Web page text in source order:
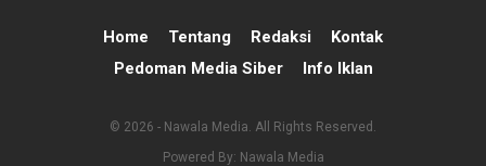
Home Tentang Redaksi
Kontak
Pedoman Media Siber
Info Iklan
© 2026 - Nawala Media. All Rights Reserved.
Powered By: Nawala Media